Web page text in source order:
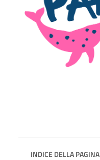
INDICE DELLA PAGINA